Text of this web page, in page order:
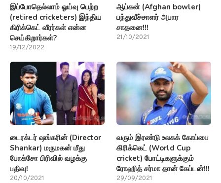
இப்போதெல்லாம் ஓய்வு பெற்ற
(retired cricketers) இந்திய
கிரிக்கெட் வீரர்கள் என்ன
செய்கிறார்கள்?
19/12/2022
ஆப்கன் (Afghan bowler)
பந்துவீச்சாளர் அபார
சாதனை!!!
21/10/2021
டைரக்டர் ஷங்கரின் (Director
Shankar) மருமகன் மீது
போக்சோ பிரிவில் வழக்கு
பதிவு!
20/10/2021
வரும் இரண்டு உலகக் கோப்பை
கிரிக்கெட் (World Cup
cricket) போட்டிகளுக்கும்
ரோஹித் சர்மா தான் கேப்டன்!!!
29/09/2021